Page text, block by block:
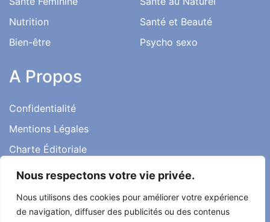
Nous respectons votre vie privée.
Nous utilisons des cookies pour améliorer votre expérience
de navigation, diffuser des publicités ou des contenus
Nutrition
Bien-être
Santé et Beauté
Psycho sexo
A Propos
Confidentialité
Mentions Légales
Charte Éditoriale
Conditions d’utilisation
Témoignages